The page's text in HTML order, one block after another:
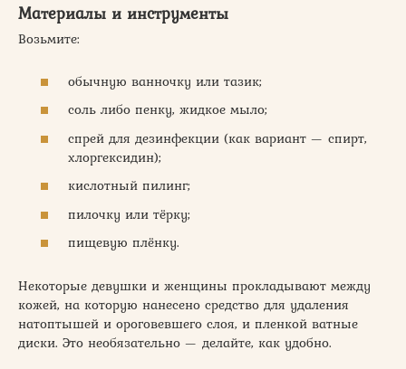
Материалы и инструменты
Возьмите:
обычную ванночку или тазик;
соль либо пенку, жидкое мыло;
спрей для дезинфекции (как вариант — спирт,
хлоргексидин);
кислотный пилинг;
пилочку или тёрку;
пищевую плёнку.
Некоторые девушки и женщины прокладывают между
кожей, на которую нанесено средство для удаления
натоптышей и ороговевшего слоя, и пленкой ватные
диски. Это необязательно — делайте, как удобно.